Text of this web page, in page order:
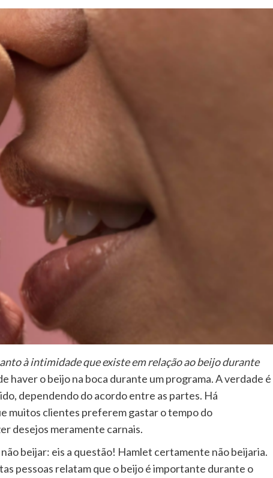
à intimidade que existe em relação ao beijo durante
haver o beijo na boca durante um programa. A verdade é
dependendo do acordo entre as partes. Há
muitos clientes preferem gastar o tempo do
desejos meramente carnais.
beijar: eis a questão! Hamlet certamente não beijaria.
pessoas relatam que o beijo é importante durante o